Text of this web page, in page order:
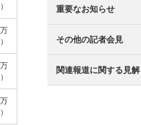
重要なお知らせ
その他の記者会見
関連報道に関する見解